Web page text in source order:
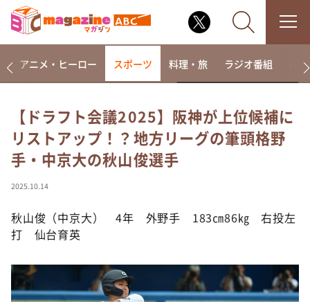
なるみ・岡村の過ぎるTV
相席食堂
これ余談なんですけど・・・
て真剣です
探偵！ナイトスクープ
news おかえり
河合＆A.B.C-Z塚田×福井アナ「なんでやねん！？」
（news おかえり）
アニメ・ヒーロー スポーツ 料理・旅 ラジオ番組 そ
【ドラフト会議2025】阪神が上位候補に
リストアップ！？地方リーグの筆頭格野
手・中京大の秋山俊選手
2025.10.14
秋山俊（中京大） 4年 外野手 183㎝86㎏ 右投左
打 仙台育英